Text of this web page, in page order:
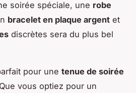
soirée spéciale, une robe
bracelet en plaque argent et
discrètes sera du plus bel
pour une tenue de soirée
vous optiez pour un